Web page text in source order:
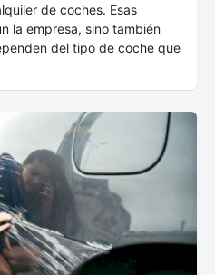
de coches. Esas
la empresa, sino también
del tipo de coche que